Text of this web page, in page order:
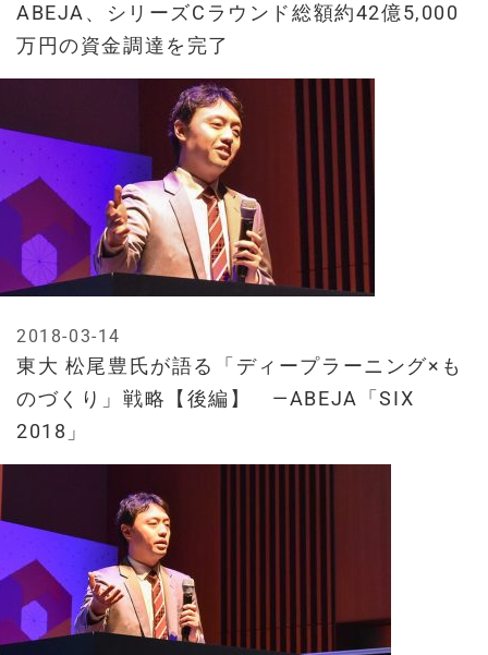
ABEJA、シリーズCラウンド総額約42億5,000
万円の資金調達を完了
東大 松尾豊氏が語る「ディープラーニング×も
のづくり」戦略【後編】 —ABEJA「SIX
2018」
2018-03-14